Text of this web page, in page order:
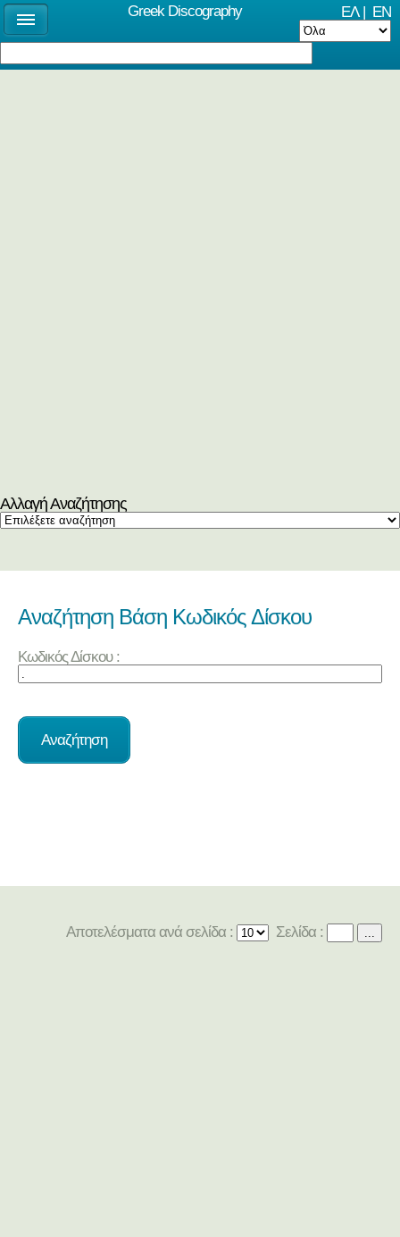
ΕΛ| EN
Αλλαγή Αναζήτησης
Αναζήτηση Βάση Κωδικός Δίσκου
Κωδικός Δίσκου :
Αποτελέσματα ανά σελίδα : Σελίδα : ...
Greek Discography